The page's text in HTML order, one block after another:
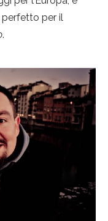
perfetto per il
.